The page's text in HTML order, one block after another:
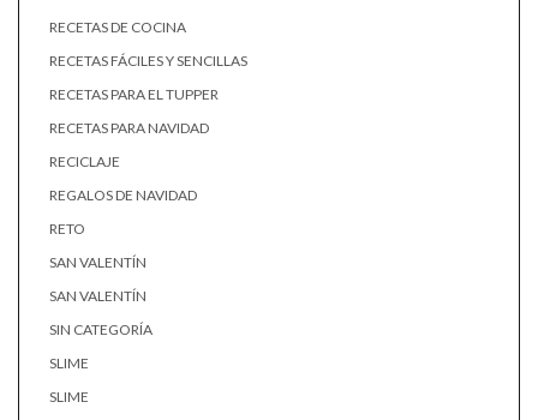
RECETAS DE COCINA
RECETAS FÁCILES Y SENCILLAS
RECETAS PARA EL TUPPER
RECETAS PARA NAVIDAD
RECICLAJE
REGALOS DE NAVIDAD
RETO
SAN VALENTÍN
SAN VALENTÍN
SIN CATEGORÍA
SLIME
SLIME